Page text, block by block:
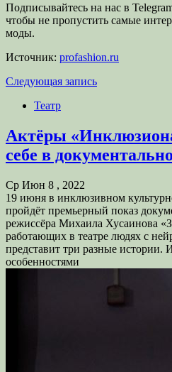
Подписывайтесь на нас в
чтобы не пропустить самые
моды.
Источник: profashion.ru
Следующая запись
Театр
Актёры
себе в
Ср Июн 8 , 2022
19 июня в инклюзивном
пройдёт премьерный показ
режиссёра Михаила Хусаинова
работающих в театре людях с
представит три разные
особенностями